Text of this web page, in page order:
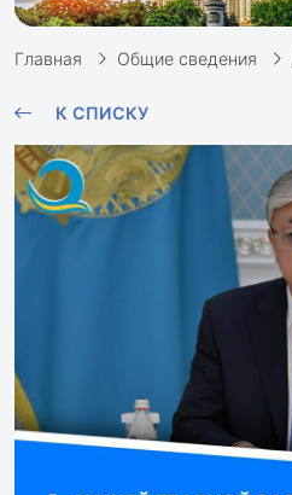
Главная Общие сведения
К СПИСКУ